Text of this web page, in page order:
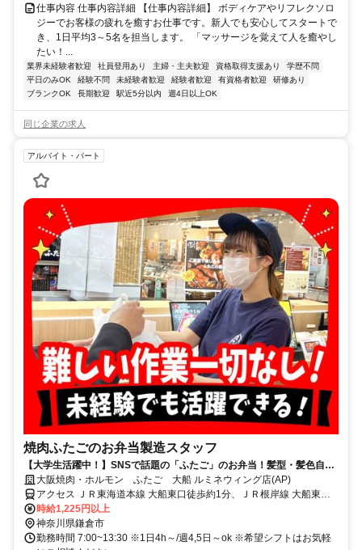
仕事内容 仕事内容詳細 【仕事内容詳細】 ボディケアやリフレクソロ
ジーでお客様の疲れを癒すお仕事です。新人でも安心してスタートで
き、1日平均3～5名を担当します。 「マッサージを覚えて人を癒やし
たい！...
業界未経験者歓迎 社員登用あり 主婦・主夫歓迎 資格取得支援あり
学歴不問
平日のみOK
経験不問 未経験者歓迎 経験者歓迎 有資格者歓迎
研修あり
ブランクOK
長期歓迎 駅近5分以内 週4日以上OK
同じ企業の求人
アルバイト・パート
焼肉ふたごのお弁当製造スタッフ
【大学生活躍中！】SNSで話題の「ふたご」のお弁当！髪型・髪色自由
で働ける！週4,5日でシフトも収入もガッツリ可能！
大阪焼肉・ホルモン ふたご 大船 ルミネウィング店(AP)
アクセス ＪＲ東海道本線 大船東口徒歩約1分、ＪＲ根岸線 大船東口
徒歩約1分、ＪＲ横須賀線/ＪＲ湘南新宿ライン 大船東口徒歩約1分 大
船駅直結（JR東海道本線、JR湘南新宿ライン、JR横須賀線、JR根岸
線、湘南モノレール）
時給1,225円以上
神奈川県鎌倉市
勤務時間 7:00~13:30 ※1日4h～/週4,5日～ok ※希望シフトはお気軽